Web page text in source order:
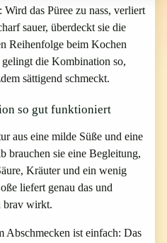
das Püree zu nass, verliert
sauer, überdeckt sie die
Reihenfolge beim Kochen
die Kombination so,
sättigend schmeckt.
so gut funktioniert
aus eine milde Süße und eine
brauchen sie eine Begleitung,
Kräuter und ein wenig
liefert genau das und
brav wirkt.
Abschmecken ist einfach: Das